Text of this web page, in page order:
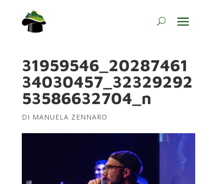
31959546_20287461
34030457_32329292
53586632704_n
DI MANUELA ZENNARO